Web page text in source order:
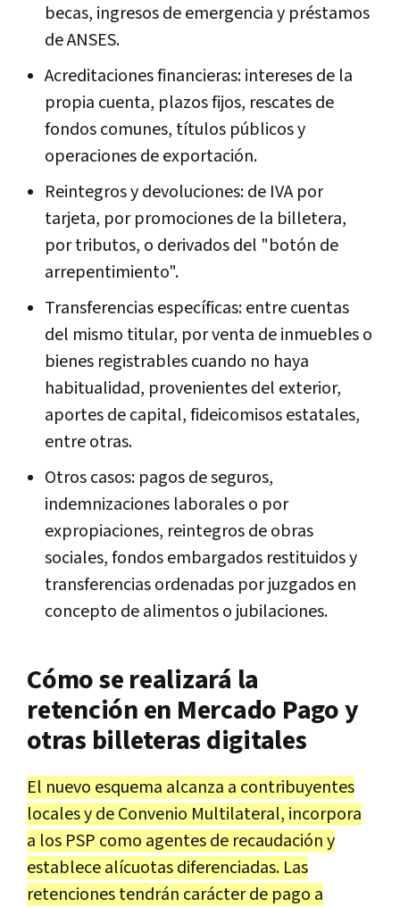
becas, ingresos de emergencia y préstamos
de ANSES.
Acreditaciones financieras: intereses de la
propia cuenta, plazos fijos, rescates de
fondos comunes, títulos públicos y
operaciones de exportación.
Reintegros y devoluciones: de IVA por
tarjeta, por promociones de la billetera,
por tributos, o derivados del "botón de
arrepentimiento".
Transferencias específicas: entre cuentas
del mismo titular, por venta de inmuebles o
bienes registrables cuando no haya
habitualidad, provenientes del exterior,
aportes de capital, fideicomisos estatales,
entre otras.
Otros casos: pagos de seguros,
indemnizaciones laborales o por
expropiaciones, reintegros de obras
sociales, fondos embargados restituidos y
transferencias ordenadas por juzgados en
concepto de alimentos o jubilaciones.
Cómo se realizará la
retención en Mercado Pago y
otras billeteras digitales
El nuevo esquema alcanza a contribuyentes
locales y de Convenio Multilateral, incorpora
a los PSP como agentes de recaudación y
establece alícuotas diferenciadas. Las
retenciones tendrán carácter de pago a